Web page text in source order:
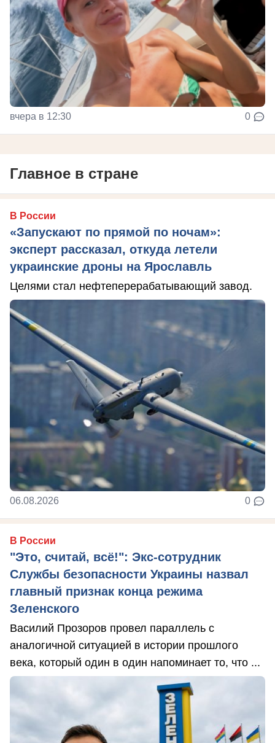
вчера в 12:30 0
Главное в стране
В России
«Запускают по прямой по ночам»:
эксперт рассказал, откуда летели
украинские дроны на Ярославль
Целями стал нефтеперерабатывающий завод.
06.08.2026 0
В России
"Это, считай, всё!": Экс-сотрудник
Службы безопасности Украины назвал
главный признак конца режима
Зеленского
Василий Прозоров провел параллель с
аналогичной ситуацией в истории прошлого
века, который один в один напоминает то, что ...